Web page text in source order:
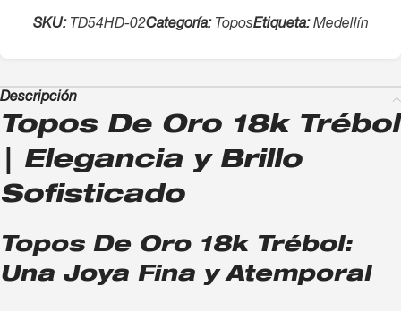
SKU: TD54HD-02Categoría: ToposEtiqueta: Medellín
Descripción
Topos De Oro 18k Trébol
| Elegancia y Brillo
Sofisticado
Topos De Oro 18k Trébol:
Una Joya Fina y Atemporal